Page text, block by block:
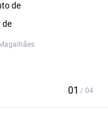
de
de